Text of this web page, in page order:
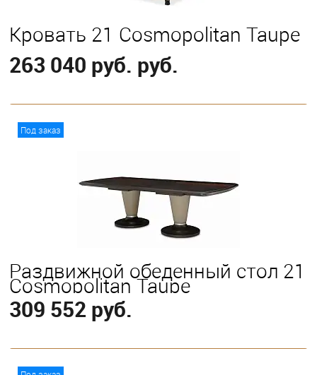
Кровать 21 Cosmopolitan Taupe
263 040 руб. руб.
California King Eastern King Queen
Под заказ
Раздвижной обеденный стол 21
Cosmopolitan Taupe
309 552 руб.